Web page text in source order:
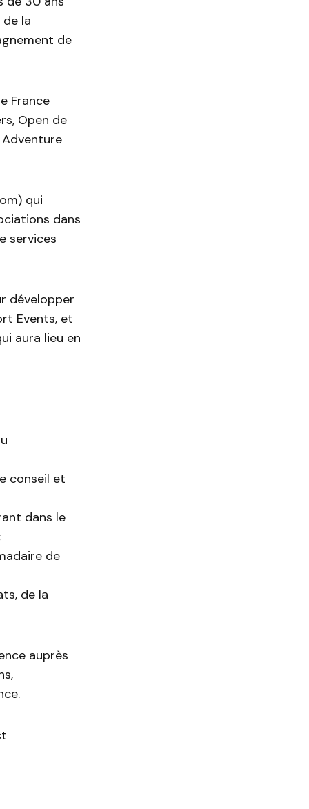
la
de
France
Open de
qui
dans
services
développer
Events, et
aura lieu en
conseil et
dans le
de
de la
auprès